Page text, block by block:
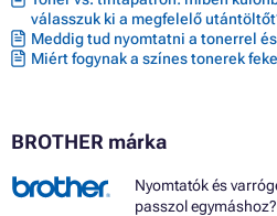
válasszuk ki a megfelelő
Meddig tud nyomtatni a tonerrel
Miért fogynak a színes tonerek
BROTHER márka
Nyomtatók és
passzol